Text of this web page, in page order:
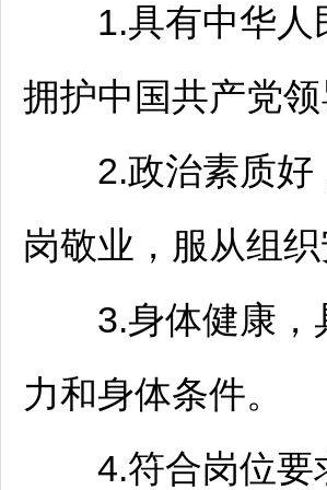
1.具有中华人民
拥护中国共产党
2.政治素质好，
岗敬业，服从组织
3.身体健康，具
力和身体条件。
4.符合岗位要